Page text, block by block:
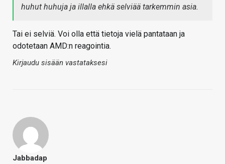
huhut huhuja ja illalla ehkä selviää tarkemmin asia.
Tai ei selviä. Voi olla että tietoja vielä pantataan ja
odotetaan AMD:n reagointia.
Kirjaudu sisään vastataksesi
Jabbadap